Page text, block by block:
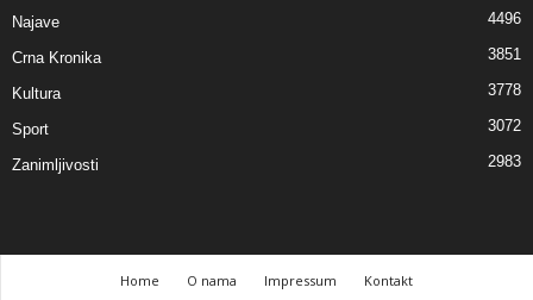
Najave 4496
Crna Kronika 3851
Kultura 3778
Sport 3072
Zanimljivosti 2983
Home O nama Impressum Kontakt